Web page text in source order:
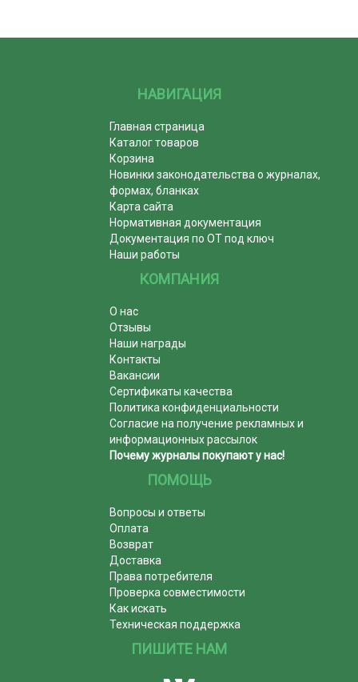
НАВИГАЦИЯ
Главная страница
Каталог товаров
Корзина
Новинки законодательства о журналах,
формах, бланках
Карта сайта
Нормативная документация
Документация по ОТ под ключ
Наши работы
КОМПАНИЯ
О нас
Отзывы
Наши награды
Контакты
Вакансии
Сертификаты качества
Политика конфиденциальности
Согласие на получение рекламных и
информационных рассылок
Почему журналы покупают у нас!
ПОМОЩЬ
Вопросы и ответы
Оплата
Возврат
Доставка
Права потребителя
Проверка совместимости
Как искать
Техническая поддержка
ПИШИТЕ НАМ